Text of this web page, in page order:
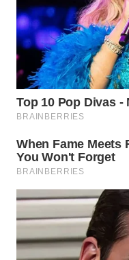
WN
TAPANULI
TENGAH
WN DELI
SERDANG
WN
TEBING
TINGGI
WN
PAKPAK
WN
KARAWANG